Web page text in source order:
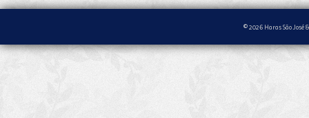
© 2026 Haras São José